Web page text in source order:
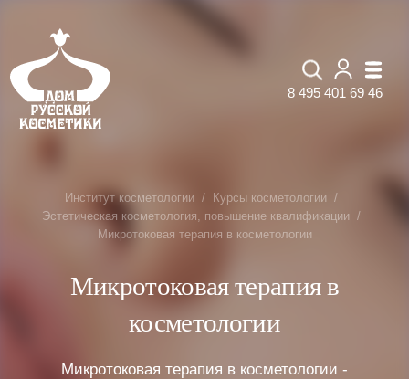
8 495 401 69 46
Институт косметологии
Курсы косметологии
Эстетическая косметология, повышение квалификации
Микротоковая терапия в косметологии
Микротоковая терапия в
косметологии
Микротоковая терапия в косметологии -